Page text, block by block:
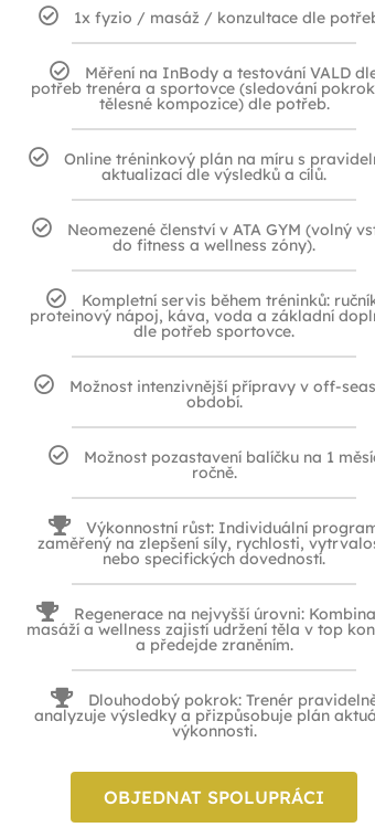
1x fyzio / masáž / konzultace dle
Měření na InBody a testování VALD
potřeb trenéra a sportovce (sledování
tělesné kompozice) dle potřeb.
Online tréninkový plán na míru s
aktualizací dle výsledků a cílů.
Neomezené členství v ATA GYM (volný
do fitness a wellness zóny).
Kompletní servis během tréninků:
proteinový nápoj, káva, voda a základní
dle potřeb sportovce.
Možnost intenzivnější přípravy v off-
období.
Možnost pozastavení balíčku na 1
ročně.
Výkonnostní růst: Individuální
zaměřený na zlepšení síly, rychlosti,
nebo specifických dovedností.
Regenerace na nejvyšší úrovni:
masáží a wellness zajistí udržení těla v top
a předejde zraněním.
Dlouhodobý pokrok: Trenér
analyzuje výsledky a přizpůsobuje plán
výkonnosti.
OBJEDNAT SPOLUPRÁCI